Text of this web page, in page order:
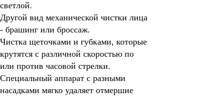
светлой.
Другой вид механической чистки лица
- брашинг или броссаж.
Чистка щеточками и губками, которые
крутятся с различной скоростью по
или против часовой стрелки.
Специальный аппарат с разными
насадками мягко удаляет отмершие